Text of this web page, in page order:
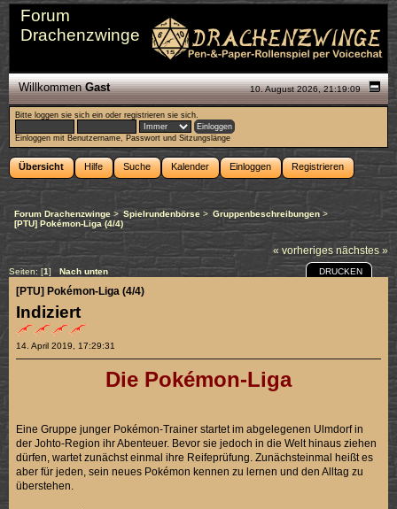
Forum
Drachenzwinge
10. August 2026, 21:19:09
WillkommenGast
Bitte loggen sie sich ein oderregistrieren sie sich.
Einloggen mit Benutzername, Passwort und Sitzungslänge
Übersicht Hilfe Suche Kalender Einloggen Registrieren
Forum Drachenzwinge > Spielrundenbörse> Gruppenbeschreibungen>
[PTU] Pokémon-Liga (4/4)
« vorheriges nächstes »
Seiten: [1] Nach unten DRUCKEN
Indiziert
14. April 2019, 17:29:31
[PTU] Pokémon-Liga (4/4)
Die Pokémon-Liga
Eine Gruppe junger Pokémon-Trainer startet im abgelegenen Ulmdorf in
der Johto-Region ihr Abenteuer. Bevor sie jedoch in die Welt hinaus ziehen
dürfen, wartet zunächst einmal ihre Reifeprüfung. Zunächsteinmal heißt es
aber für jeden, sein neues Pokémon kennen zu lernen und den Alltag zu
überstehen.